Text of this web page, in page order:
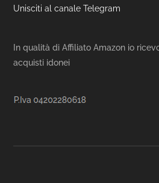
Unisciti al canale Telegram
In qualità di Affiliato Amazon io
acquisti idonei